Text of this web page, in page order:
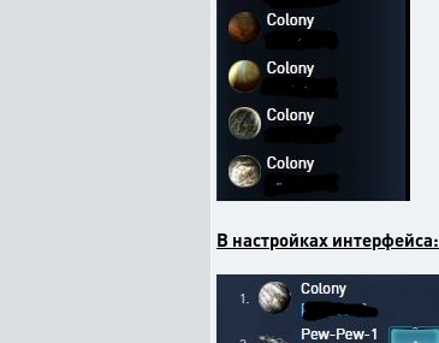
В настройках интерфейса: